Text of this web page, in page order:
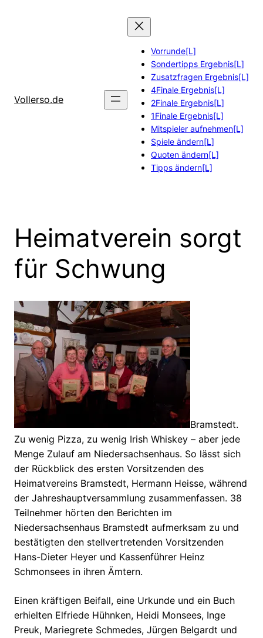
Vollerso.de
Vorrunde[L]
Sondertipps Ergebnis[L]
Zusatzfragen Ergebnis[L]
4Finale Ergebnis[L]
2Finale Ergebnis[L]
1Finale Ergebnis[L]
Mitspieler aufnehmen[L]
Spiele ändern[L]
Quoten ändern[L]
Tipps ändern[L]
Heimatverein sorgt
für Schwung
Bramstedt.
Zu wenig Pizza, zu wenig Irish Whiskey – aber jede
Menge Zulauf am Niedersachsenhaus. So lässt sich
der Rückblick des ersten Vorsitzenden des
Heimatvereins Bramstedt, Hermann Heisse, während
der Jahreshauptversammlung zusammenfassen. 38
Teilnehmer hörten den Berichten im
Niedersachsenhaus Bramstedt aufmerksam zu und
bestätigten den stellvertretenden Vorsitzenden
Hans-Dieter Heyer und Kassenführer Heinz
Schmonsees in ihren Ämtern.
Einen kräftigen Beifall, eine Urkunde und ein Buch
erhielten Elfriede Hühnken, Heidi Monsees, Inge
Preuk, Mariegrete Schmedes, Jürgen Belgardt und